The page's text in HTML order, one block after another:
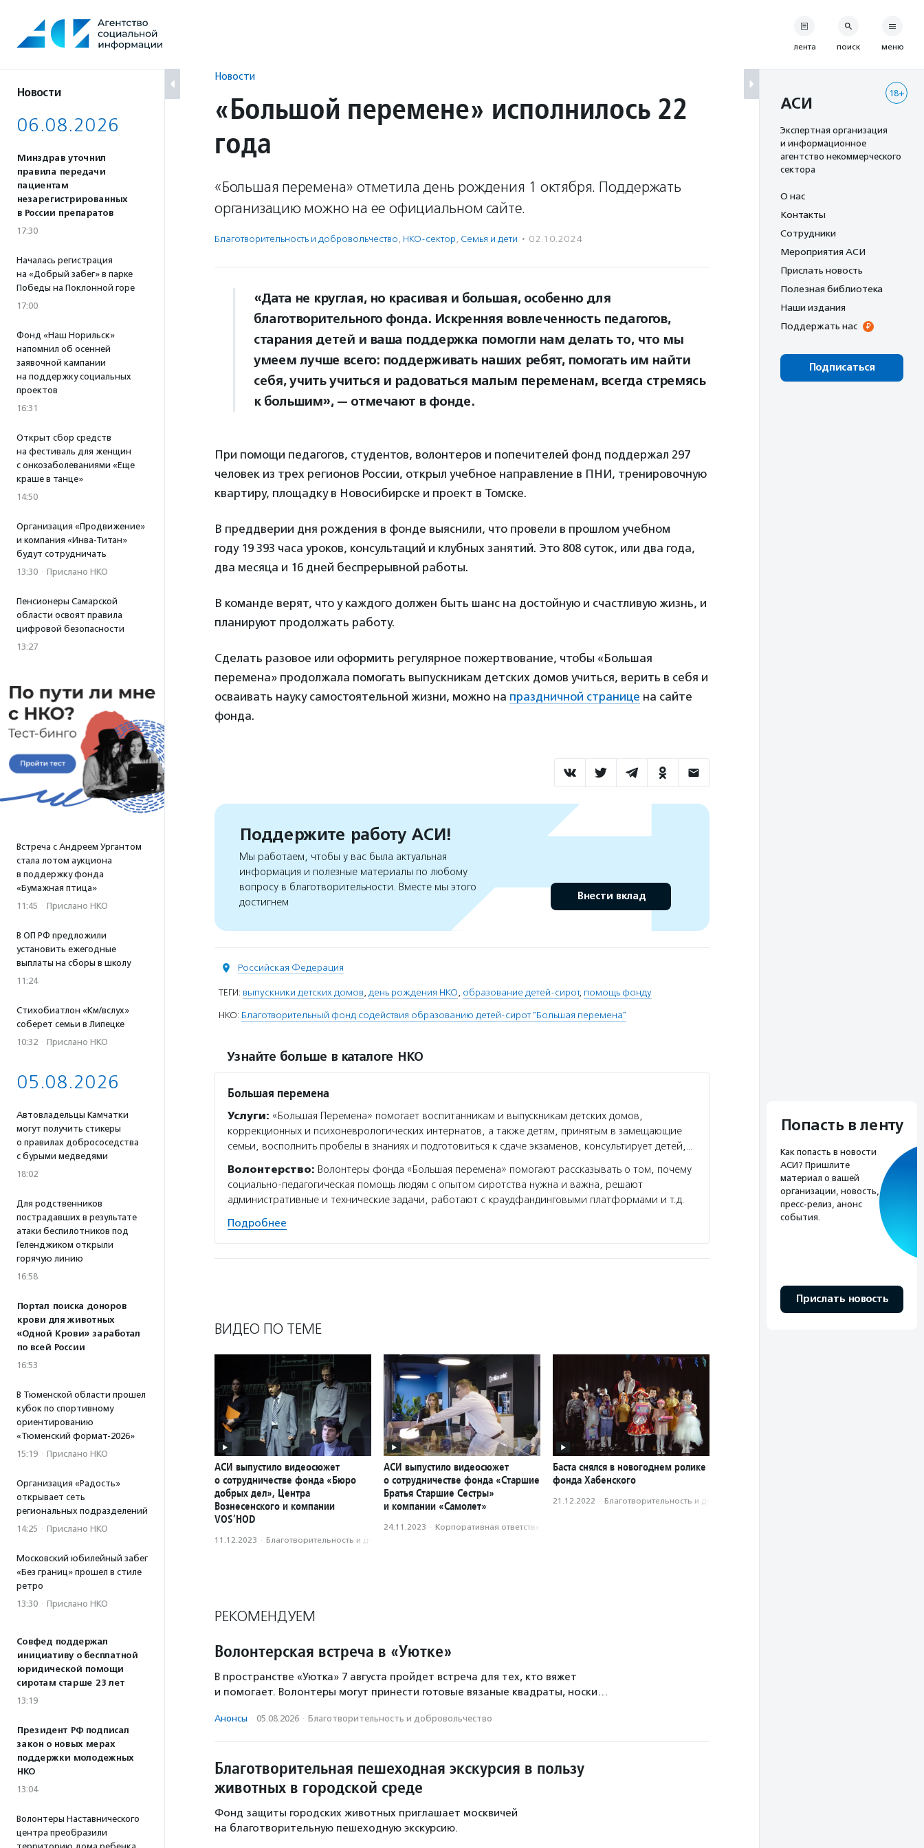
содержанию
Новости
06.08.2026
Минздрав уточнил
правила передачи
пациентам
незарегистрированных
в России препаратов
17:30
Началась регистрация
на «Добрый забег» в парке
Победы на Поклонной горе
17:00
Фонд «Наш Норильск»
напомнил об осенней
заявочной кампании
на поддержку социальных
проектов
16:31
Открыт сбор средств
на фестиваль для женщин
с онкозаболеваниями «Еще
краше в танце»
14:50
Организация «Продвижение»
и компания «Инва-Титан»
будут сотрудничать
13:30 · Прислано НКО
Пенсионеры Самарской
области освоят правила
цифровой безопасности
13:27
Встреча с Андреем Ургантом
стала лотом аукциона
в поддержку фонда
«Бумажная птица»
11:45 · Прислано НКО
В ОП РФ предложили
установить ежегодные
выплаты на сборы в школу
11:24
Стихобиатлон «Км/вслух»
соберет семьи в Липецке
10:32 · Прислано НКО
05.08.2026
Автовладельцы Камчатки
могут получить стикеры
о правилах добрососедства
с бурыми медведями
18:02
Для родственников
пострадавших в результате
атаки беспилотников под
Геленджиком открыли
горячую линию
16:58
Портал поиска доноров
крови для животных
«Одной Крови» заработал
по всей России
16:53
В Тюменской области прошел
кубок по спортивному
ориентированию
«Тюменский формат-2026»
15:19 · Прислано НКО
Организация «Радость»
открывает сеть
региональных подразделений
14:25 · Прислано НКО
Московский юбилейный забег
«Без границ» прошел в стиле
ретро
13:30 · Прислано НКО
Совфед поддержал
инициативу о бесплатной
юридической помощи
сиротам старше 23 лет
13:19
Президент РФ подписал
закон о новых мерах
поддержки молодежных
НКО
13:04
Волонтеры Наставнического
центра преобразили
Новости
«Большой перемене» исполнилось 22
года
«Большая перемена» отметила день рождения 1 октября. Поддержать
организацию можно на ее официальном сайте.
Благотвори­тель­ность и доброволь­чест­во, НКО-сектор, Семья и дети · 02.10.2024
«Дата не круглая, но красивая и большая, особенно для
благотворительного фонда. Искренняя вовлеченность педагогов,
старания детей и ваша поддержка помогли нам делать то, что мы
умеем лучше всего: поддерживать наших ребят, помогать им найти
себя, учить учиться и радоваться малым переменам, всегда стремясь
к большим», — отмечают в фонде.
При помощи педагогов, студентов, волонтеров и попечителей фонд поддержал 297
человек из трех регионов России, открыл учебное направление в ПНИ, тренировочную
квартиру, площадку в Новосибирске и проект в Томске.
В преддверии дня рождения в фонде выяснили, что провели в прошлом учебном
году 19 393 часа уроков, консультаций и клубных занятий. Это 808 суток, или два года,
два месяца и 16 дней беспрерывной работы.
В команде верят, что у каждого должен быть шанс на достойную и счастливую жизнь, и
планируют продолжать работу.
Сделать разовое или оформить регулярное пожертвование, чтобы «Большая
перемена» продолжала помогать выпускникам детских домов учиться, верить в себя и
осваивать науку самостоятельной жизни, можно на праздничной странице на сайте
фонда.
Поддержите работу АСИ!
Мы работаем, чтобы у вас была актуальная
информация и полезные материалы по любому
вопросу в благотворительности. Вместе мы этого
достигнем
Внести вклад
Российская Федерация
ТЕГИ: выпускники детских домов, день рождения НКО, образование детей-сирот, помощь фонду
НКО: Благотворительный фонд содействия образованию детей-сирот "Большая перемена"
Узнайте больше в каталоге НКО
Большая перемена
Услуги: «Большая Перемена» помогает воспитанникам и выпускникам детских домов,
коррекционных и психоневрологических интернатов, а также детям, принятым в замещающие
семьи, восполнить пробелы в знаниях и подготовиться к сдаче экзаменов, консультирует детей,…
Волонтерство: Волонтеры фонда «Большая перемена» помогают рассказывать о том, почему
социально-педагогическая помощь людям с опытом сиротства нужна и важна, решают
административные и технические задачи, работают с краудфандинговыми платформами и т.д.
Подробнее
ВИДЕО ПО ТЕМЕ
АСИ выпустило видеосюжет
о сотрудничестве фонда «Бюро
добрых дел», Центра
Вознесенского и компании
VOS’HOD
11.12.2023 · Благотвори­тель­ность и доброволь­чест­во
АСИ выпустило видеосюжет
о сотрудничестве фонда «Старшие
Братья Старшие Сестры»
и компании «Самолет»
24.11.2023 · Корпоративная ответственность
Баста снялся в новогоднем ролике
фонда Хабенского
21.12.2022 · Благотвори­тель­ность и доброволь­чест­во
РЕКОМЕНДУЕМ
Волонтерская встреча в «Уютке»
В пространстве «Уютка» 7 августа пройдет встреча для тех, кто вяжет
и помогает. Волонтеры могут принести готовые вязаные квадраты, носки…
Анонсы · 05.08.2026 · Благотвори­тель­ность и доброволь­чест­во
Благотворительная пешеходная экскурсия в пользу
животных в городской среде
Фонд защиты городских животных приглашает москвичей
на благотворительную пешеходную экскурсию.
лента поиск меню
18+
АСИ
Экспертная организация
и информационное
агентство некоммерческого
сектора
О нас
Контакты
Сотрудники
Мероприятия АСИ
Прислать новость
Полезная библиотека
Наши издания
Поддержать нас
Подписаться
Попасть в ленту
Как попасть в новости
АСИ? Пришлите
материал о вашей
организации, новость,
пресс-релиз, анонс
события.
Прислать новость